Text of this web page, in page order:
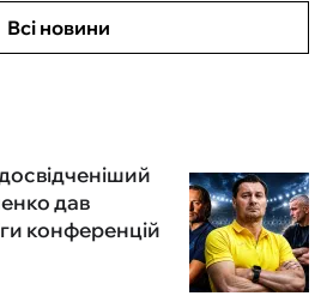
Всі новини
дав
конференцій